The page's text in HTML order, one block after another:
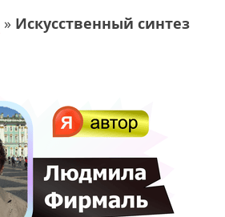
» Искусственный синтез